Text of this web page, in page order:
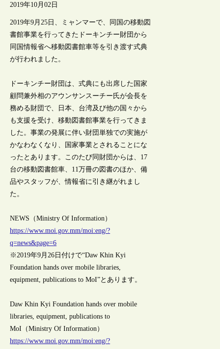
2019年10月02日
2019年9月25日、ミャンマーで、同国の移動図
書館事業を行ってきたドーキンチー財団から
同国情報省へ移動図書館車等を引き渡す式典
が行われました。
ドーキンチー財団は、式典にも出席した国家
顧問兼外相のアウンサンスーチー氏が会長を
務める財団で、日本、台湾及び他の国々から
も支援を受け、移動図書館事業を行ってきま
した。事業の発展に伴い財団単独での実施が
かなわなくなり、国家事業とされることにな
ったとあります。このたび同財団からは、17
台の移動図書館車、11万冊の図書のほか、備
品やスタッフが、情報省に引き継がれまし
た。
NEWS（Ministry Of Information）
https://www.moi.gov.mm/moi:eng/?
q=news&page=6
※2019年9月26日付けで“Daw Khin Kyi
Foundation hands over mobile libraries,
equipment, publications to MoI”とあります。
Daw Khin Kyi Foundation hands over mobile
libraries, equipment, publications to
MoI（Ministry Of Information）
https://www.moi.gov.mm/moi:eng/?